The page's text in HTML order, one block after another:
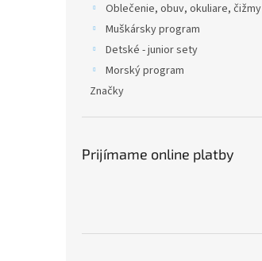
Oblečenie, obuv, okuliare, čižmy
Muškársky program
Detské - junior sety
Morský program
Značky
Prijímame online platby